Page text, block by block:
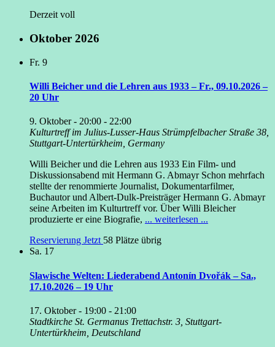
Derzeit voll
Oktober 2026
Fr. 9
Willi Beicher und die Lehren aus 1933 – Fr., 09.10.2026 –
20 Uhr
9. Oktober - 20:00 - 22:00
Kulturtreff im Julius-Lusser-Haus Strümpfelbacher Straße 38,
Stuttgart-Untertürkheim, Germany
Willi Beicher und die Lehren aus 1933 Ein Film- und
Diskussionsabend mit Hermann G. Abmayr Schon mehrfach
stellte der renommierte Journalist, Dokumentarfilmer,
Buchautor und Albert-Dulk-Preisträger Hermann G. Abmayr
seine Arbeiten im Kulturtreff vor. Über Willi Bleicher
produzierte er eine Biografie, ... weiterlesen ...
Reservierung Jetzt 58 Plätze übrig
Sa. 17
Slawische Welten: Liederabend Antonín Dvořák – Sa.,
17.10.2026 – 19 Uhr
17. Oktober - 19:00 - 21:00
Stadtkirche St. Germanus Trettachstr. 3, Stuttgart-
Untertürkheim, Deutschland